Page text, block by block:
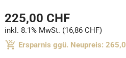
225,00 CHF
inkl. 8.1% MwSt. (16,86 CHF)
Ersparnis ggü. Neupreis: